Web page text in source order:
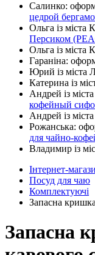
Салинко:
цедрой
Ольга із міста
Персиком
Ольга із міста
Гараніна:
Юрий із міста
Катерина із
Андрей із
кофейный
Андрей із
Рожанська:
для чайно-
Владимир із
Інтернет-
Посуд для чаю
Комплектуючі
Запасна
Запасна